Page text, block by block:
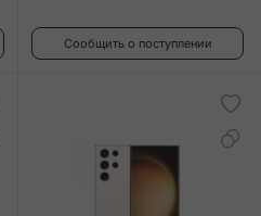
Сообщить о поступлении